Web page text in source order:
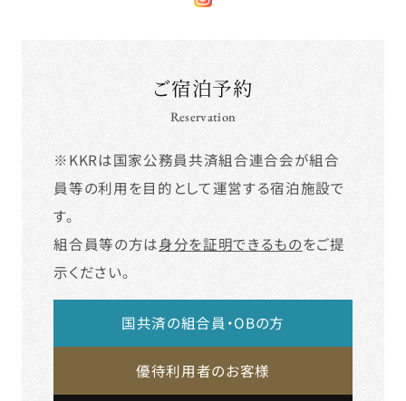
ご宿泊予約
Reservation
※KKRは国家公務員共済組合連合会が組合
員等の利用を目的として運営する宿泊施設で
す。
組合員等の方は身分を証明できるものをご提
示ください。
国共済の組合員・OBの方
優待利用者のお客様